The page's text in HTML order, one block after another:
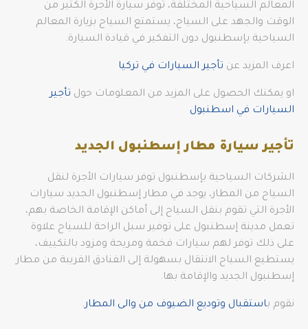
المعالم السياحية المختلفة، توفر سيارة الأجرة الكثير من
الوقت والجهد على السياح، يستمتع السياح بزيارة المعالم
السياحية بإسطنبول دون التفكير في قيادة السيارة.
اعرف المزيد عن تأجير السيارات في تركيا
او يمكنك الحصول على المزيد من المعلومات حول تأجير
السيارات في اسطنبول
تأجير سيارة مطار إسطنبول الجديد
الشركات السياحية بإسطنبول توفر سيارات الأجرة لنقل
السياح من المطار، يوجد في مطار إسطنبول الجديد سيارات
الأجرة التي تقوم بنقل السياح إلى أماكن الإقامة الخاصة بهم،
تعمل مدينة إسطنبول على توفير سبل الراحة للسياح علاوة
على ذلك توفر لهم سيارات فخمة ومريحة ومزود بالتكييف،
يستطيع السياح الانتقال بسهولة إلى الفنادق القريبة من مطار
إسطنبول الجديد والإقامة بها.
نقوم باستقبال وتوديع الضيوف من والى المطار.